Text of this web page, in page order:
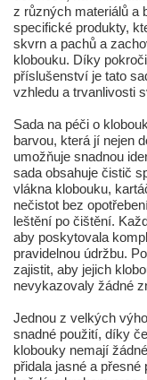
z různých materiálů a
specifické produkty,
skvrn a pachů a
klobouku. Díky
příslušenství je tato
vzhledu a trvanlivosti
Sada na péči o
barvou, která jí nejen
umožňuje snadnou
sada obsahuje čistič
vlákna klobouku,
nečistot bez
leštění po čištění.
aby poskytovala
pravidelnou údržbu.
zajistit, aby jejich
nevykazovaly žádné
Jednou z velkých
snadné použití, díky
klobouky nemají
přidala jasné a